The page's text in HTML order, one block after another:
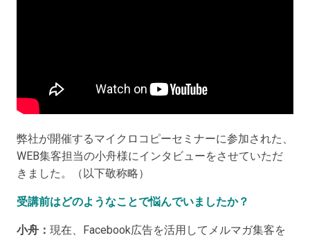
弊社が開催するマイクロコピーセミナーに参加された、
WEB集客担当の小舟様にインタビューをさせていただ
きました。（以下敬称略）
受講前はどのようなことで悩んでいましたか？
小舟： 現在、Facebook広告を活用してメルマガ集客を